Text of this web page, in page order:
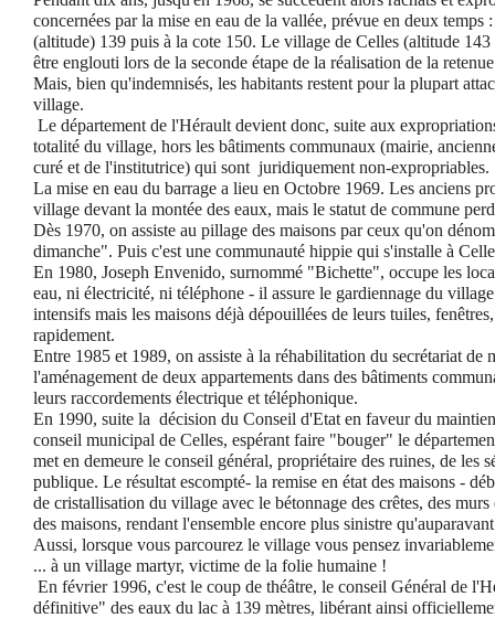
concernées par la mise en eau de la vallée, prévue en deux temps
(altitude) 139 puis à la cote 150. Le village de Celles (altitude 143
être englouti lors de la seconde étape de la réalisation de la
Mais, bien qu'indemnisés, les habitants restent pour la plupart
village.
Le département de l'Hérault devient donc, suite aux
totalité du village, hors les bâtiments communaux (mairie,
curé et de l'institutrice) qui sont juridiquement non-expropriables.
La mise en eau du barrage a lieu en Octobre 1969. Les anciens
village devant la montée des eaux, mais le statut de commune
Dès 1970, on assiste au pillage des maisons par ceux qu'on
dimanche". Puis c'est une communauté hippie qui s'installe à
En 1980, Joseph Envenido, surnommé "Bichette", occupe les
eau, ni électricité, ni téléphone - il assure le gardiennage du
intensifs mais les maisons déjà dépouillées de leurs tuiles,
rapidement.
Entre 1985 et 1989, on assiste à la réhabilitation du secrétariat de
l'aménagement de deux appartements dans des bâtiments
leurs raccordements électrique et téléphonique.
En 1990, suite la décision du Conseil d'Etat en faveur du
conseil municipal de Celles, espérant faire "bouger" le
met en demeure le conseil général, propriétaire des ruines, de les
publique. Le résultat escompté- la remise en état des maisons -
de cristallisation du village avec le bétonnage des crêtes, des
des maisons, rendant l'ensemble encore plus sinistre
Aussi, lorsque vous parcourez le village vous pensez
... à un village martyr, victime de la folie humaine !
En février 1996, c'est le coup de théâtre, le conseil Général de
définitive" des eaux du lac à 139 mètres, libérant ainsi